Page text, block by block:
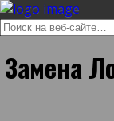
Замена